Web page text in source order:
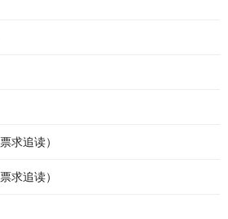
求追读）
求追读）